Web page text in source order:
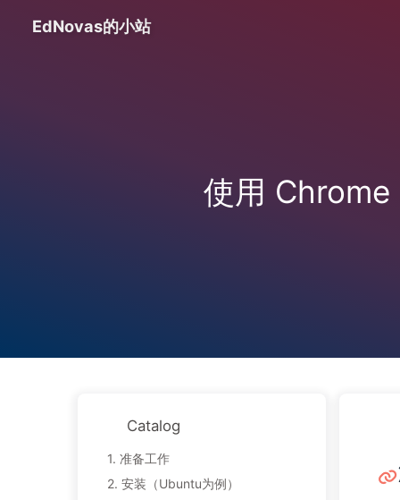
EdNovas的小站
使用
Catalog
1. 准备工作
2. 安装（Ubuntu为例）